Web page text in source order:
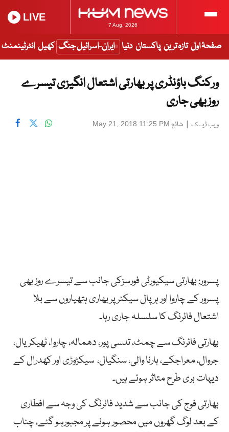
7 Aug, 2026
LIVE
صفحۂ اول تازہ ترین پاکستان دنیا ایران-اسرائیل جنگ کھیل انٹرٹینمنٹ
ورکنگ باؤنڈری پر بھارتی اشتعال انگیزی تیسرے
روز بھی جاری
ویب ڈیسک | شائع May 21, 2018 11:25 PM
پسرور: بھارتی سیکیورٹی فورسزکی جانب سے تیسرے روز بھی
پسرور کے چاروا اور ہرپال سیکٹر پر بھاری ہتھیاروں سے بلا
اشتعال فائرنگ کا سلسلہ جاری رہا۔
بھارتی فائرنگ سے چمٹ، تلسی پور، دھمالہ، چاروا، ٹھیکریال،
جروال، معراجکے، ہارنا والی، سنگیال، سیکڑوڑی اور کھدرال کے
دیہات بری طرح متاثر ہوئے ہیں۔
بھارتی فوج کی جانب سے شدید فائرنگ کی وجہ سے افطاری
کے بعد لوگ گھروں میں محصور ہونے پر مجبورہو گئے، چناب